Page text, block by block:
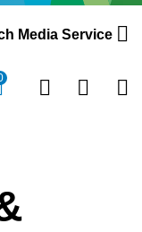
Media Service